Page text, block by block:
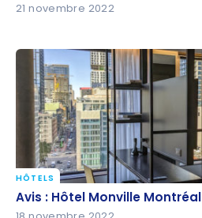
21 novembre 2022
Avis : Hôtel Monville Montréal
HÔTELS
Avis : Hôtel Monville Montréal